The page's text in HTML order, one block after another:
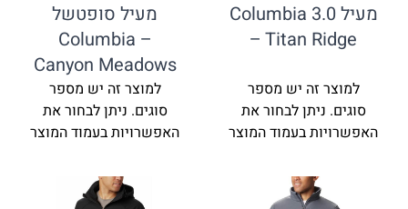
מעיל 3.0 Columbia
– Titan
זה יש מספר
לבחור את
בעמוד המוצר
מעיל סופטשל
Columbia –
Canyon Meadows
למוצר זה יש מספר
סוגים. ניתן לבחור את
האפשרויות בעמוד המוצר